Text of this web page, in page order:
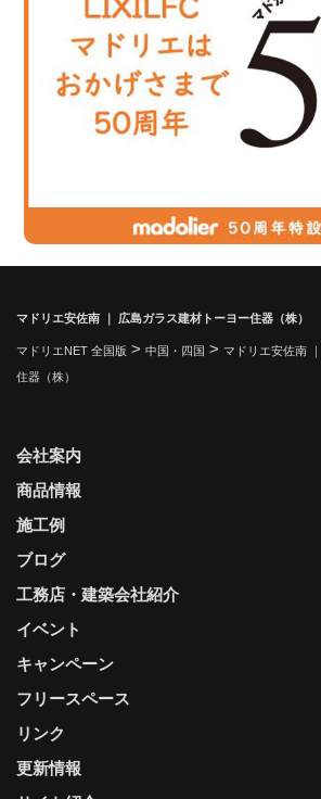
マドリエ安佐南 ｜ 広島ガラス建材トーヨー住器（株）
マドリエNET 全国版 > 中国・四国 > マドリエ安佐南
住器（株）
更新情報
会社案内
商品情報
施工例
ブログ
工務店・建築会社紹介
イベント
キャンペーン
フリースペース
リンク